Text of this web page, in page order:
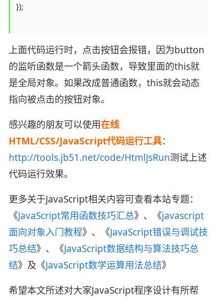
});
上面代码运行时，点击按钮会报错，因为button
的监听函数是一个箭头函数，导致里面的this就
是全局对象。如果改成普通函数，this就会动态
指向被点击的按钮对象。
感兴趣的朋友可以使用在线
HTML/CSS/JavaScript代码运行工具：
http://tools.jb51.net/code/HtmlJsRun测试上述
代码运行效果。
更多关于JavaScript相关内容可查看本站专题：
《JavaScript常用函数技巧汇总》、《javascript
面向对象入门教程》、《JavaScript错误与调试技
巧总结》、《JavaScript数据结构与算法技巧总
结》及《JavaScript数学运算用法总结》
希望本文所述对大家JavaScript程序设计有所帮